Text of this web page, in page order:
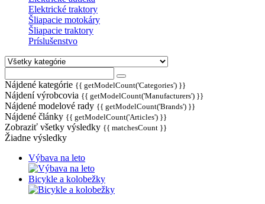
Elektrické traktory
Šliapacie motokáry
Šliapacie traktory
Príslušenstvo
Nájdené kategórie {{ getModelCount('Categories') }}
Nájdení výrobcovia {{ getModelCount('Manufacturers') }}
Nájdené modelové rady {{ getModelCount('Brands') }}
Nájdené články {{ getModelCount('Articles') }}
Zobraziť všetky výsledky {{ matchesCount }}
Žiadne výsledky
Výbava na leto
Bicykle a kolobežky